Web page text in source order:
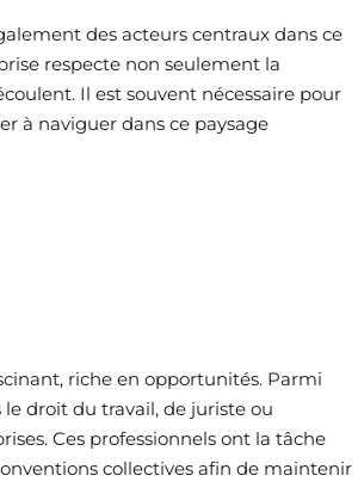
des acteurs centraux dans ce
respecte non seulement la
Il est souvent nécessaire pour
à naviguer dans ce paysage
riche en opportunités. Parmi
le droit du travail, de juriste ou
Ces professionnels ont la tâche
collectives afin de maintenir